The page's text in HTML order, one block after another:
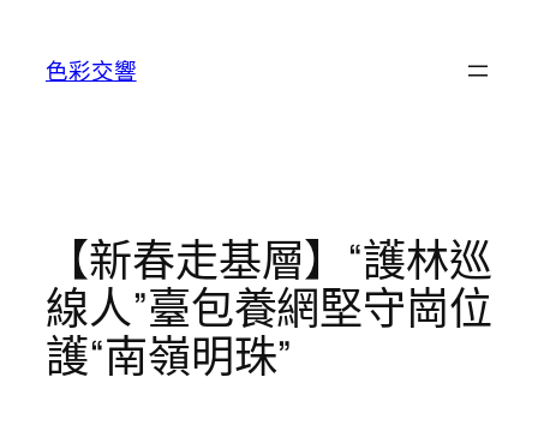
色彩交響
【新春走基層】“護林巡
線人”臺包養網堅守崗位
護“南嶺明珠”